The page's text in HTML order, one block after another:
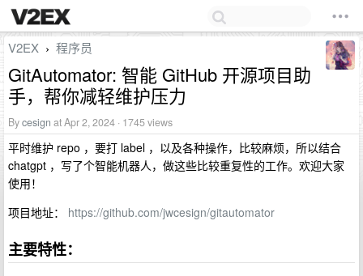
V2EX › 程序员
GitAutomator: 智能 GitHub 开源项目助
手，帮你减轻维护压力
Bycesign at Apr 2, 2024 · 1745 views
平时维护 repo ，要打 label ，以及各种操作，比较麻烦，所以结合
chatgpt ，写了个智能机器人，做这些比较重复性的工作。欢迎大家
使用！
项目地址： https://github.com/jwcesign/gitautomator
主要特性：